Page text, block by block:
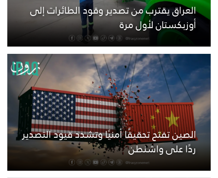
العراق يقترب من تصدير وقود الطائرات إلى
أوزبكستان لأول مرة
الصين تفتح تحقيقًا أمنيًا وتشدد قيود التصدير
ردًا على واشنطن